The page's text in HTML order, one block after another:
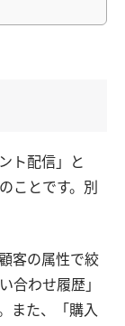
ト配信」と
のことです。別
客の属性で絞
合わせ履歴」
また、「購入